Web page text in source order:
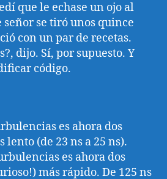
que le echase un ojo al
se tiró unos quince
con un par de recetas.
dijo. Sí, por supuesto. Y
código.
es ahora dos
lento (de 23 ns a 25 ns).
es ahora dos
más rápido. De 125 ns